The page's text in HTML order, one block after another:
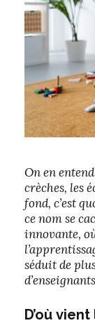
On en
crèches, les
fond, c’est
ce nom se
innovante,
séduit de
D’où